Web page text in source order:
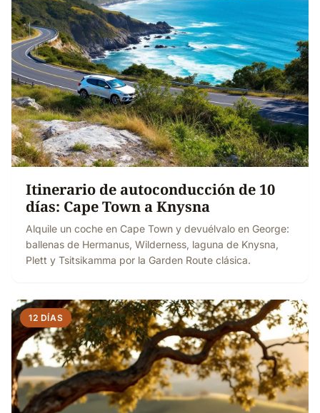
Itinerario de autoconducción de 10
días: Cape Town a Knysna
Alquile un coche en Cape Town y devuélvalo en George:
ballenas de Hermanus, Wilderness, laguna de Knysna,
Plett y Tsitsikamma por la Garden Route clásica.
12 DÍAS